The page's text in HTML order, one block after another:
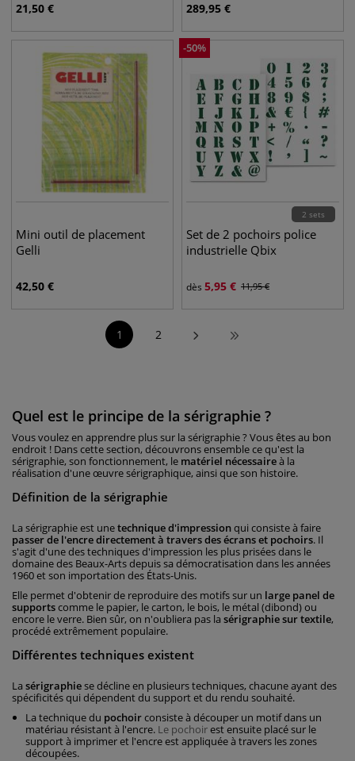
21,50 € 289,95 €
Mini outil de placement
Gelli
42,50 €
-50%
2 sets
Set de 2 pochoirs police
industrielle Qbix
dès 5,95 € 11,95€
1 2
Quel est le principe de la sérigraphie ?
Vous voulez en apprendre plus sur la sérigraphie ? Vous êtes au bon
endroit ! Dans cette section, découvrons ensemble ce qu'est la
sérigraphie, son fonctionnement, le matériel nécessaireà la
réalisation d'une œuvre sérigraphique, ainsi que son histoire.
Définition de la sérigraphie
La sérigraphie est unetechnique d'impressionqui consiste à faire
passer de l'encre directement à travers des écrans et pochoirs. Il
s'agit d'une des techniques d'impression les plus prisées dans le
domaine des Beaux-Arts depuis sa démocratisation dans les années
1960 et son importation des États-Unis.
Elle permet d'obtenir de reproduire des motifs sur un large panel de
supportscomme le papier, le carton, le bois, le métal (dibond) ou
encore le verre. Bien sûr, on n'oubliera pas la sérigraphie sur textile,
procédé extrêmement populaire.
Différentes techniques existent
La sérigraphiese décline en plusieurs techniques, chacune ayant des
spécificités qui dépendent du support et du rendu souhaité.
La technique du pochoirconsiste à découper un motif dans un
matériau résistant à l'encre. Le pochoirest ensuite placé sur le
support à imprimer et l'encre est appliquée à travers les zones
découpées.